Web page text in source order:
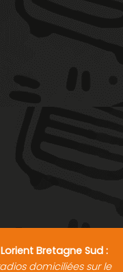
Bretagne Sud :
domiciliées sur le